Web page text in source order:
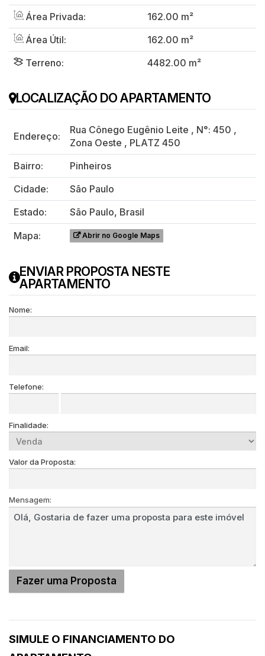
Área Privada:
162.00 m²
Área Útil:
162.00 m²
Terreno:
4482.00 m²
LOCALIZAÇÃO DO APARTAMENTO
Endereço:
Rua Cônego Eugênio Leite , N°: 450 ,
Zona Oeste , PLATZ 450
Bairro:
Pinheiros
Cidade:
São Paulo
Estado:
São Paulo, Brasil
Mapa:
Abrir no Google Maps
ENVIAR PROPOSTA NESTE
APARTAMENTO
Nome:
Email:
Telefone:
Finalidade:
Valor da Proposta:
Mensagem:
SIMULE O FINANCIAMENTO DO